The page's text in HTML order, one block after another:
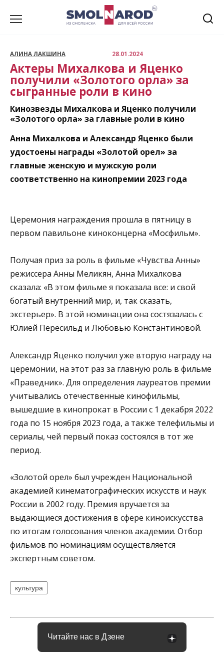
АЛИНА ЛАКШИНА 28.01.2024
Актеры Михалкова и Яценко
получили «Золотого орла» за
сыгранные роли в кино
Кинозвезды Михалкова и Яценко получили
«Золотого орла» за главные роли в кино
Анна Михалкова и Александр Яценко были
удостоены награды «Золотой орел» за
главные женскую и мужскую роли
соответственно на кинопремии 2023 года
Церемония награждения прошла в пятницу в
первом павильоне киноконцерна «Мосфильм».
Получая приз за роль в фильме «Чувства Анны»
режиссера Анны Меликян, Анна Михалкова
сказала: «В этом фильме я показала все: и свой
богатый внутренний мир, и, так сказать,
экстерьер». В этой номинации она состязалась с
Юлией Пересильд и Любовью Константиновой.
Александр Яценко получил уже вторую награду на
церемонии, на этот раз за главную роль в фильме
«Праведник». Для определения лауреатов премии
учитывались отечественные кинофильмы,
вышедшие в кинопрокат в России с 1 декабря 2022
года по 15 ноября 2023 года, а также телефильмы и
сериалы, чей первый показ состоялся в тот же
период.
«Золотой орел» был учрежден Национальной
академией кинематографических искусств и наук
России в 2002 году. Премия вручается за
выдающиеся достижения в сфере киноискусства
по итогам голосования членов академии. Отбор
фильмов по номинациям осуществляется
экспертным советом.
культура
Читайте нас в Дзене